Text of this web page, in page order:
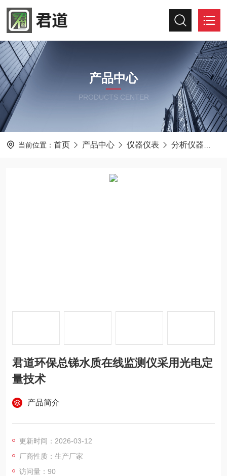
产品中心
PRODUCTS CENTER
当前位置： 首页 产品中心 仪器仪表 分析仪器
君道环保总锑水质在线监测仪采用光电定
量技术
产品简介
更新时间：2026-03-12
厂商性质：生产厂家
访问量：90